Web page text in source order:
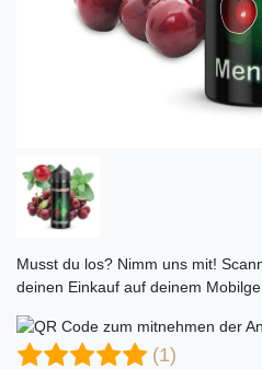
Musst du los? Nimm uns mit!
deinen Einkauf auf deinem
(1)